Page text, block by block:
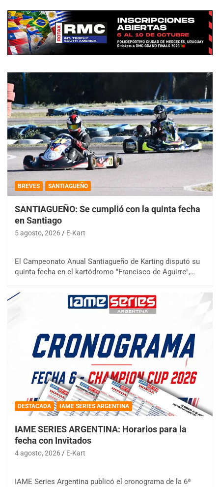
BREVES SANTIAGUEÑO
SANTIAGUEÑO: Se cumplió con la quinta fecha
en Santiago
5 agosto, 2026 E-Kart
El Campeonato Anual Santiagueño de Karting disputó su
quinta fecha en el kartódromo "Francisco de Aguirre",…
DESTACADA IAME SERIES ARGENTINA
IAME SERIES ARGENTINA: Horarios para la
fecha con Invitados
4 agosto, 2026 E-Kart
IAME Series Argentina publicó el cronograma de la 6ª